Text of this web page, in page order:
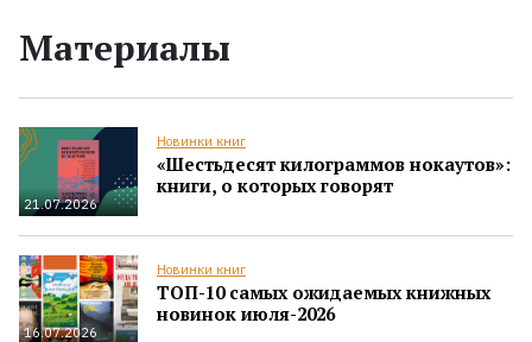
Материалы
21.07.2026
Новинки книг
«Шестьдесят килограммов нокаутов»:
книги, о которых говорят
16.07.2026
Новинки книг
ТОП-10 самых ожидаемых книжных
новинок июля-2026